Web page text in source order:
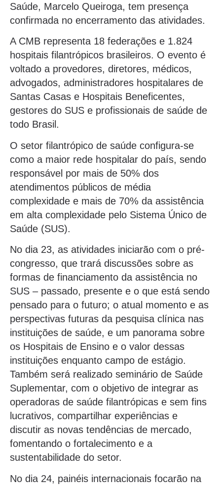
Saúde, Marcelo Queiroga, tem presença
confirmada no encerramento das atividades.
A CMB representa 18 federações e 1.824
hospitais filantrópicos brasileiros. O evento é
voltado a provedores, diretores, médicos,
advogados, administradores hospitalares de
Santas Casas e Hospitais Beneficentes,
gestores do SUS e profissionais de saúde de
todo Brasil.
O setor filantrópico de saúde configura-se
como a maior rede hospitalar do país, sendo
responsável por mais de 50% dos
atendimentos públicos de média
complexidade e mais de 70% da assistência
em alta complexidade pelo Sistema Único de
Saúde (SUS).
No dia 23, as atividades iniciarão com o pré-
congresso, que trará discussões sobre as
formas de financiamento da assistência no
SUS – passado, presente e o que está sendo
pensado para o futuro; o atual momento e as
perspectivas futuras da pesquisa clínica nas
instituições de saúde, e um panorama sobre
os Hospitais de Ensino e o valor dessas
instituições enquanto campo de estágio.
Também será realizado seminário de Saúde
Suplementar, com o objetivo de integrar as
operadoras de saúde filantrópicas e sem fins
lucrativos, compartilhar experiências e
discutir as novas tendências de mercado,
fomentando o fortalecimento e a
sustentabilidade do setor.
No dia 24, painéis internacionais focarão na